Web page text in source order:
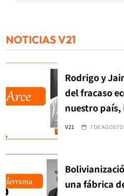
NOTICIAS V21
Rodrigo y
del fracaso
nuestro país,
V21 7 DE
una fábrica